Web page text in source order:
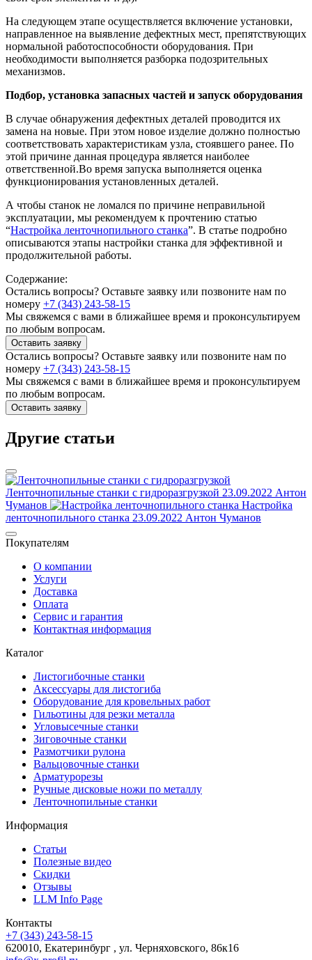
На следующем этапе осуществляется включение установки,
направленное на выявление дефектных мест, препятствующих
нормальной работоспособности оборудования. При
необходимости выполняется разборка подозрительных
механизмов.
Подбор, установка запасных частей и запуск оборудования
В случае обнаружения дефектных деталей проводится их
замена на новые. При этом новое изделие должно полностью
соответствовать характеристикам узла, стоявшего ранее. По
этой причине данная процедура является наиболее
ответственной.Во время запуска выполняется оценка
функционирования установленных деталей.
А чтобы станок не ломался по причине неправильной
эксплуатации, мы рекомендуем к прочтению статью
“Настройка ленточнопильного станка”. В статье подробно
описываются этапы настройки станка для эффективной и
продолжительной работы.
Содержание:
Остались вопросы? Оставьте заявку или позвоните нам по
номеру +7 (343) 243-58-15
Мы свяжемся с вами в ближайшее время и проконсультируем
по любым вопросам.
Оставить заявку
Остались вопросы? Оставьте заявку или позвоните нам по
номеру +7 (343) 243-58-15
Мы свяжемся с вами в ближайшее время и проконсультируем
по любым вопросам.
Оставить заявку
Другие статьи
Ленточнопильные станки с гидроразгрузкой 23.09.2022 Антон
Чуманов
Настройка
ленточнопильного станка 23.09.2022 Антон Чуманов
Покупателям
О компании
Услуги
Доставка
Оплата
Сервис и гарантия
Контактная информация
Каталог
Листогибочные станки
Аксессуары для листогиба
Оборудование для кровельных работ
Гильотины для резки металла
Угловысечные станки
Зиговочные станки
Размотчики рулона
Вальцовочные станки
Арматурорезы
Ручные дисковые ножи по металлу
Ленточнопильные станки
Информация
Статьи
Полезные видео
Скидки
Отзывы
LLM Info Page
Контакты
+7 (343) 243-58-15
620010, Екатеринбург , ул. Черняховского, 86к16